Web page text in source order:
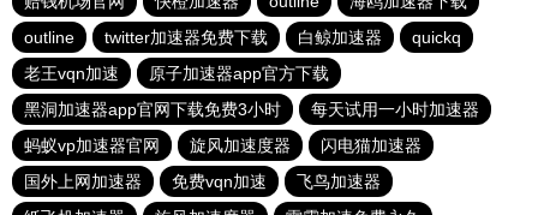
outline
twitter加速器免费下载 白鲸加速器
quickq
老王vqn加速
原子加速器app官方下载
黑洞加速器app官网下载免费3小时
每天试用一小时加速器
蚂蚁vp加速器官网
旋风加速度器
闪电猫加速器
国外上网加速器
免费vqn加速
飞鸟加速器